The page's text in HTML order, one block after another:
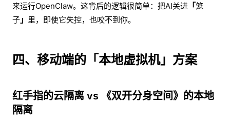
来运行OpenClaw。这背后的逻辑很简单：把AI关进 「笼
子 」 里，即使它失控，也咬不到你。
四、移动端的 「本地虚拟机」 方案
红手指的云隔离 vs 《双开分身空间》的本地
隔离